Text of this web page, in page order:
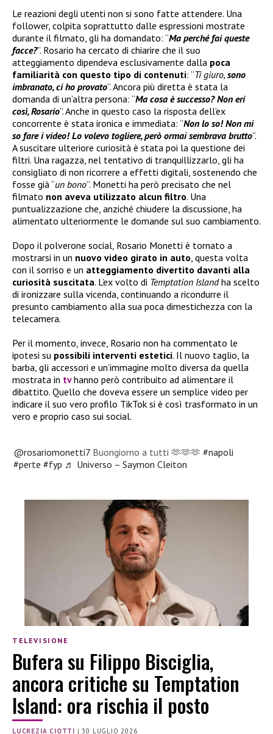
Le reazioni degli utenti non si sono fatte attendere. Una
follower, colpita soprattutto dalle espressioni mostrate
durante il filmato, gli ha domandato: “Ma perché fai queste
facce?”. Rosario ha cercato di chiarire che il suo
atteggiamento dipendeva esclusivamente dalla poca
familiarità con questo tipo di contenuti: “Ti giuro, sono
imbranato, ci ho provato”. Ancora più diretta è stata la
domanda di un’altra persona: “Ma cosa è successo? Non eri
così, Rosario”. Anche in questo caso la risposta dell’ex
concorrente è stata ironica e immediata: “Non lo so! Non mi
so fare i video! Lo volevo togliere, però ormai sembrava brutto”.
A suscitare ulteriore curiosità è stata poi la questione dei
filtri. Una ragazza, nel tentativo di tranquillizzarlo, gli ha
consigliato di non ricorrere a effetti digitali, sostenendo che
fosse già “un bono”. Monetti ha però precisato che nel
filmato non aveva utilizzato alcun filtro. Una
puntualizzazione che, anziché chiudere la discussione, ha
alimentato ulteriormente le domande sul suo cambiamento.
Dopo il polverone social, Rosario Monetti è tornato a
mostrarsi in un nuovo video girato in auto , questa volta
con il sorriso e un atteggiamento divertito davanti alla
curiosità suscitata. L’ex volto di Temptation Islandha scelto
di ironizzare sulla vicenda, continuando a ricondurre il
presunto cambiamento alla sua poca dimestichezza con la
telecamera.
Per il momento, invece, Rosario non ha commentato le
ipotesi su possibili interventi estetici. Il nuovo taglio, la
barba, gli accessori e un’immagine molto diversa da quella
mostrata in tvhanno però contribuito ad alimentare il
dibattito. Quello che doveva essere un semplice video per
indicare il suo vero profilo TikTok si è così trasformato in un
vero e proprio caso sui social.
@rosariomonetti7 Buongiorno a tutti 🫶🫶🫶#napoli
#perte #fyp ♬ Universo – Saymon Cleiton
TELEVISIONE
Bufera su Filippo Bisciglia,
ancora critiche su Temptation
Island: ora rischia il posto
LUCREZIA CIOTTI |30 LUGLIO 2026